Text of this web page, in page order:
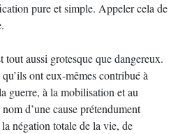
pure et simple. Appeler cela de
aussi grotesque que dangereux.
ont eux-mêmes contribué à
guerre, à la mobilisation et au
d’une cause prétendument
négation totale de la vie, de